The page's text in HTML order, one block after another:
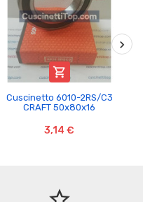

Cuscinetto 6010-2RS/C3
CRAFT 50x80x16
3,14 €